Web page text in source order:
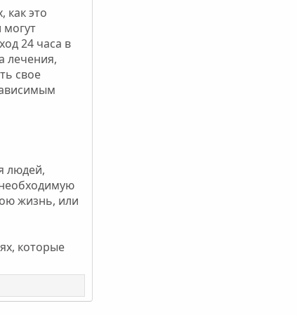
это
24 часа в
лечения,
свое
людей,
жизнь, или
которые